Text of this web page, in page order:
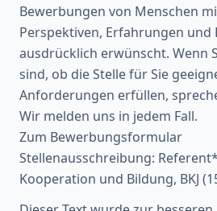
Bewerbungen von Menschen
Perspektiven, Erfahrungen
ausdrücklich erwünscht. Wenn
sind, ob die Stelle für Sie
Anforderungen erfüllen,
Wir melden uns in jedem Fall.
Zum Bewerbungsformular
Stellenausschreibung:
Kooperation und Bildung, BKJ